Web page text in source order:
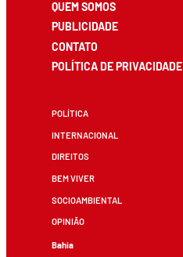
QUEM SOMOS
PUBLICIDADE
CONTATO
POLÍTICA DE PRIVACIDADE
POLÍTICA
INTERNACIONAL
DIREITOS
BEM VIVER
SOCIOAMBIENTAL
OPINIÃO
Bahia